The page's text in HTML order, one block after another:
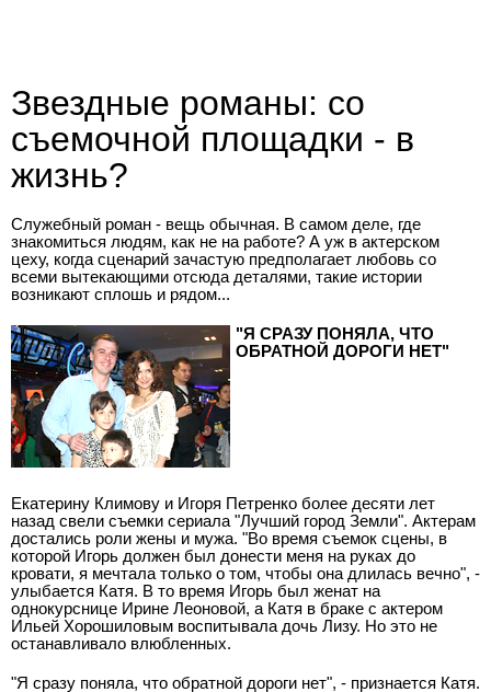
Звездные романы: со
съемочной площадки - в
жизнь?
Служебный роман - вещь обычная. В самом деле, где
знакомиться людям, как не на работе? А уж в актерском
цеху, когда сценарий зачастую предполагает любовь со
всеми вытекающими отсюда деталями, такие истории
возникают сплошь и рядом...
"Я СРАЗУ ПОНЯЛА, ЧТО
ОБРАТНОЙ ДОРОГИ НЕТ"
Екатерину Климову и Игоря Петренко более десяти лет
назад свели съемки сериала "Лучший город Земли". Актерам
достались роли жены и мужа. "Во время съемок сцены, в
которой Игорь должен был донести меня на руках до
кровати, я мечтала только о том, чтобы она длилась вечно", -
улыбается Катя. В то время Игорь был женат на
однокурснице Ирине Леоновой, а Катя в браке с актером
Ильей Хорошиловым воспитывала дочь Лизу. Но это не
останавливало влюбленных.
"Я сразу поняла, что обратной дороги нет", - признается Катя.